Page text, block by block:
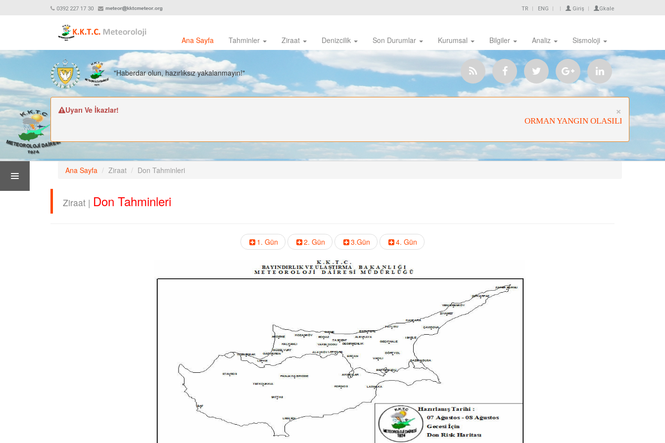
0392 227 17 30 TR ENG Giriş Gkale
Ana Sayfa Tahminler Ziraat Denizcilik Son Durumlar Kurumsal Bilgiler Analiz Sismoloji
"Haberdar olun, hazırlıksız yakalanmayın!"
× Close
Uyarı Ve İkazlar!
ORMAN YANGIN OLASILIĞI ÇOK
Ana Sayfa Ziraat Don Tahminleri
Ziraat | Don Tahminleri
1. Gün 2. Gün 3.Gün 4. Gün